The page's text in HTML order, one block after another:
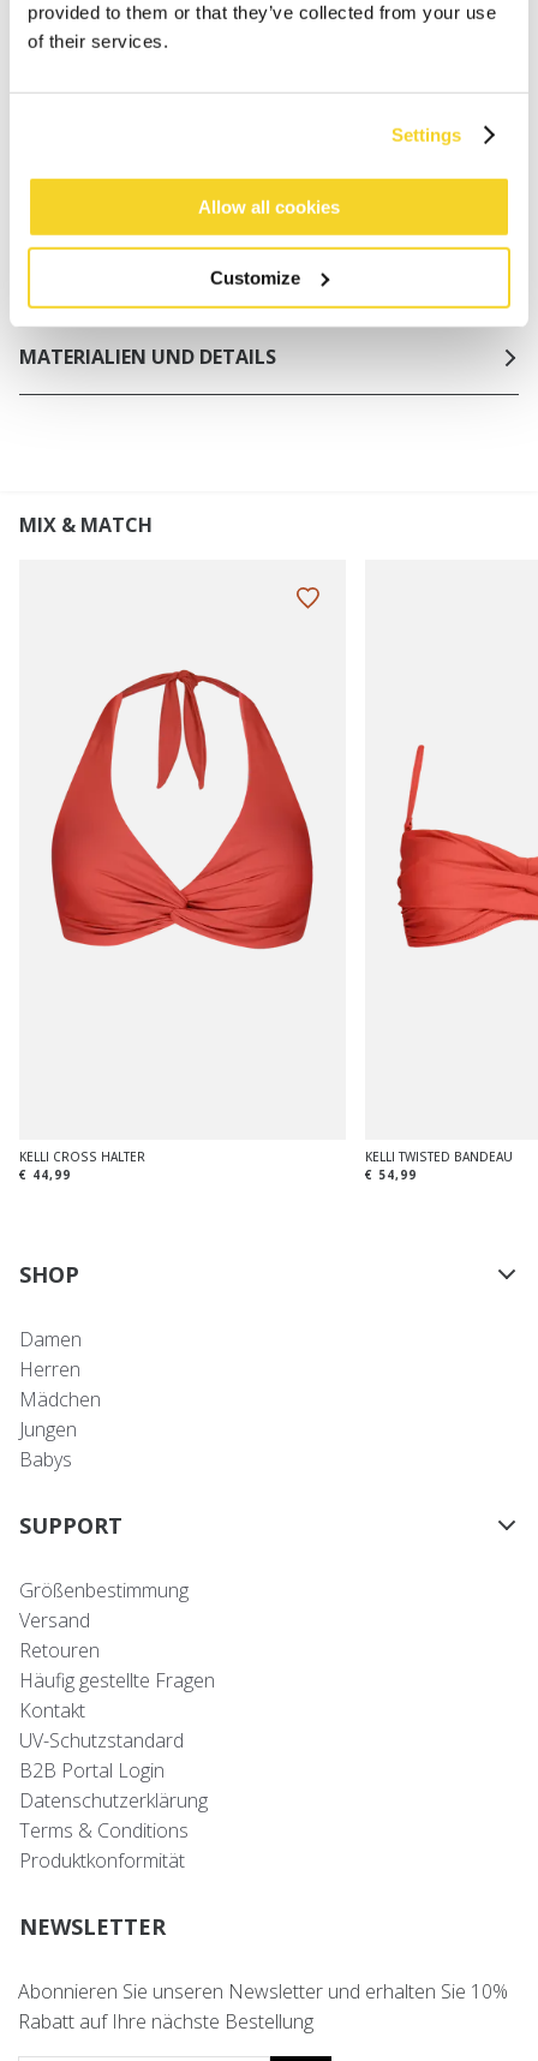
provided to them or that they’ve collected from your use
of their services.
Settings
Allow all cookies
Customize
Seitliche Bänder; größenverstellbar
Regulär geschnittenes Bein
Regelmäßige Abdeckung des Gesäßes
Mix & Match mit Ihrem Lieblingsbikini von BARTS
MATERIALIEN UND DETAILS
MIX & MATCH
KELLI CROSS HALTER
€ 44,99
KELLI TWISTED BANDEAU
€ 54,99
SHOP
Damen
Herren
Mädchen
Jungen
Babys
SUPPORT
Größenbestimmung
Versand
Retouren
Häufig gestellte Fragen
Kontakt
UV-Schutzstandard
B2B Portal Login
Datenschutzerklärung
Terms & Conditions
Produktkonformität
NEWSLETTER
Abonnieren Sie unseren Newsletter und erhalten Sie 10%
Rabatt auf Ihre nächste Bestellung